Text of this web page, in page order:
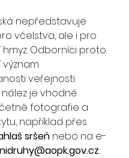
nepředstavuje
včelstva, ale i pro
hmyz. Odborníci proto
význam
veřejnosti.
nález je vhodné
fotografie a
například přes
sršeň nebo na e-
.